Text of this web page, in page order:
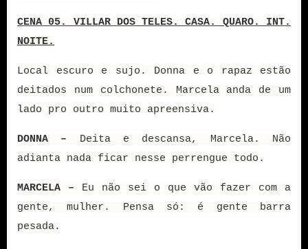
CENA 05. VILLAR DOS TELES. CASA. QUARO. INT.
NOITE.
Local escuro e sujo. Donna e o rapaz estão
deitados num colchonete. Marcela anda de um
lado pro outro muito apreensiva.
DONNA – Deita e descansa, Marcela. Não
adianta nada ficar nesse perrengue todo.
MARCELA – Eu não sei o que vão fazer com a
gente, mulher. Pensa só: é gente barra
pesada.